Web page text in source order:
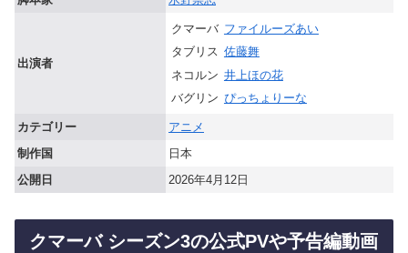
出演者
クマーバ ファイルーズあい
タブリス 佐藤舞
ネコルン 井上ほの花
バグリン ぴっちょりーな
カテゴリー
アニメ
制作国
日本
公開日
2026年4月12日
クマーバ シーズン3の公式PVや予告編動画